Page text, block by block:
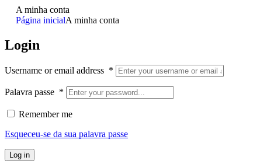
A minha conta
Página inicialA minha conta
Login
Username or email address *
Palavra passe *
Remember me
Esqueceu-se da sua palavra passe
Log in